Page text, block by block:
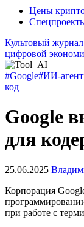
Цены
Культовый
цифровой
#Google#ИИ-
код
Google
для
25.06.2025
Корпорация
при работе с